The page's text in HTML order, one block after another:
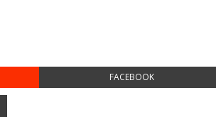
FACEBOOK